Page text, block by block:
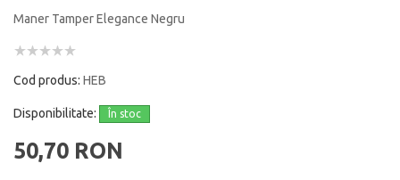
Maner Tamper Elegance Negru
Cod produs: HEB
Disponibilitate: În stoc
50,70 RON